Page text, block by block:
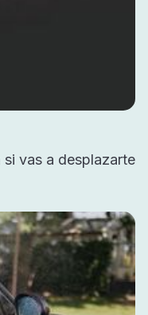
vas a desplazarte